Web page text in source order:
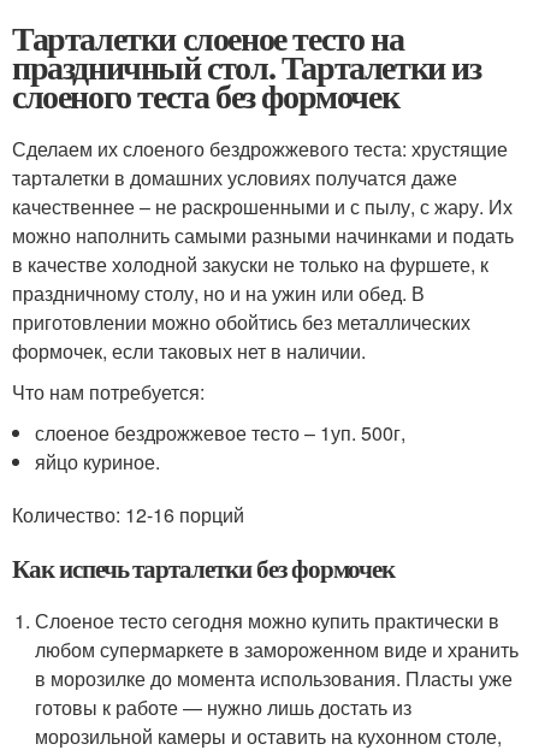
Тарталетки слоеное тесто на
праздничный стол. Тарталетки из
слоеного теста без формочек
Сделаем их слоеного бездрожжевого теста: хрустящие
тарталетки в домашних условиях получатся даже
качественнее – не раскрошенными и с пылу, с жару. Их
можно наполнить самыми разными начинками и подать
в качестве холодной закуски не только на фуршете, к
праздничному столу, но и на ужин или обед. В
приготовлении можно обойтись без металлических
формочек, если таковых нет в наличии.
Что нам потребуется:
слоеное бездрожжевое тесто – 1уп. 500г,
яйцо куриное.
Количество: 12-16 порций
Как испечь тарталетки без формочек
Слоеное тесто сегодня можно купить практически в
любом супермаркете в замороженном виде и хранить
в морозилке до момента использования. Пласты уже
готовы к работе — нужно лишь достать из
морозильной камеры и оставить на кухонном столе,